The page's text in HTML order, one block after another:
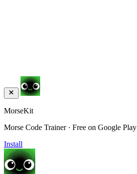
MorseKit
Morse Code Trainer · Free on Google Play
Install